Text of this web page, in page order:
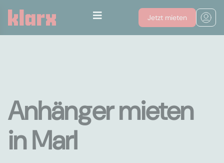
Jetzt mieten
Anhänger mieten
in Marl